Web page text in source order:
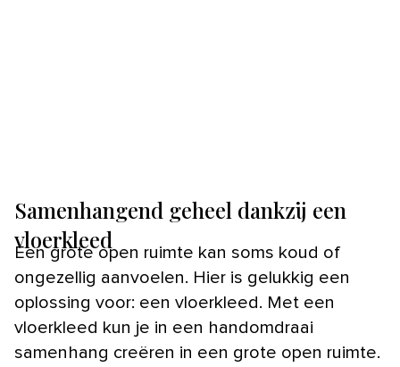
Samenhangend geheel dankzij een
vloerkleed
Een grote open ruimte kan soms koud of
ongezellig aanvoelen. Hier is gelukkig een
oplossing voor: een vloerkleed. Met een
vloerkleed kun je in een handomdraai
samenhang creëren in een grote open ruimte.